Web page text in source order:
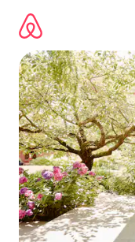
directement
contenu